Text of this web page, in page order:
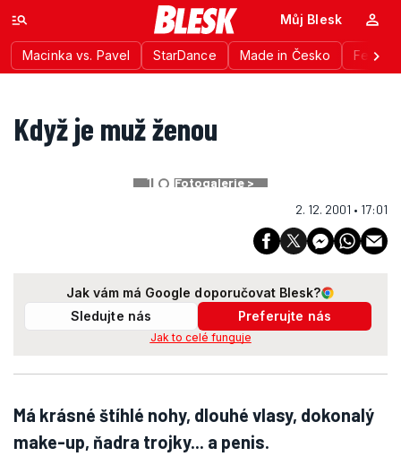
Macinka vs. Pavel StarDance Made in Česko
Můj Blesk
Když je muž ženou
1
Fotogalerie >
2. 12. 2001 • 17:01
Jak vám má Google doporučovat Blesk?
Sledujte nás
Preferujte nás
Jak to celé funguje
Má krásné štíhlé nohy, dlouhé vlasy, dokonalý
make-up, ňadra trojky... a penis.